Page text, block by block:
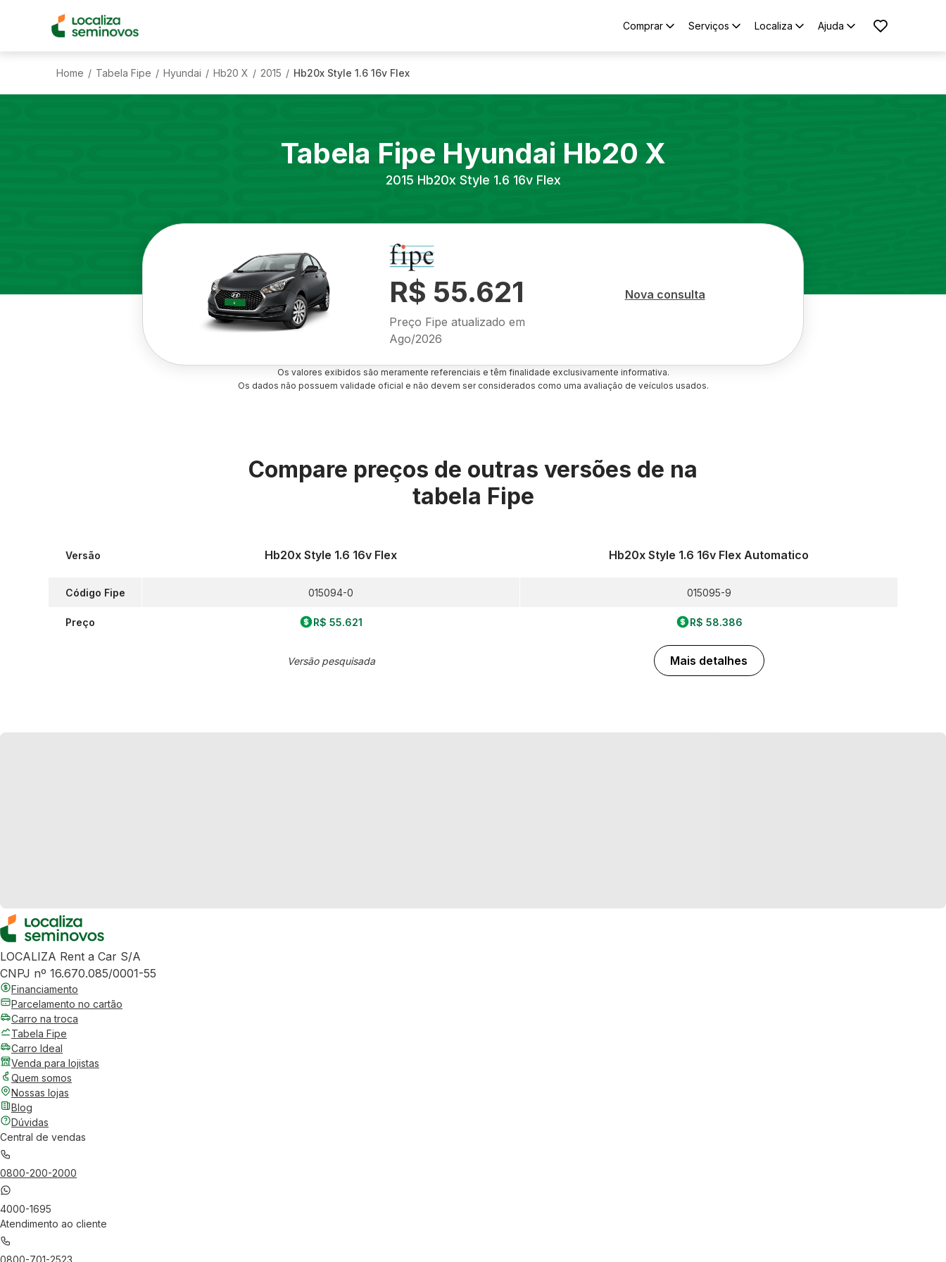
Comprar Serviços Localiza Ajuda
Home / Tabela Fipe / Hyundai / Hb20 X / 2015 / Hb20x Style 1.6 16v Flex
Tabela Fipe Hyundai Hb20 X
2015 Hb20x Style 1.6 16v Flex
R$ 55.621
Preço Fipe atualizado em
Ago/2026
Nova consulta
Os valores exibidos são meramente referenciais e têm finalidade exclusivamente informativa.
Os dados não possuem validade oficial e não devem ser considerados como uma avaliação de veículos usados.
Compare preços de outras versões de na
tabela Fipe
Versão
Código Fipe
Preço
Hb20x Style 1.6 16v Flex
015094-0
R$ 55.621
Versão pesquisada
Hb20x Style 1.6 16v Flex Automatico
015095-9
R$ 58.386
Mais detalhes
LOCALIZA Rent a Car S/A
CNPJ nº 16.670.085/0001-55
Financiamento
Parcelamento no cartão
Carro na troca
Tabela Fipe
Carro Ideal
Venda para lojistas
Quem somos
Nossas lojas
Blog
Dúvidas
Central de vendas
0800-200-2000
4000-1695
Atendimento ao cliente
0800-701-2523